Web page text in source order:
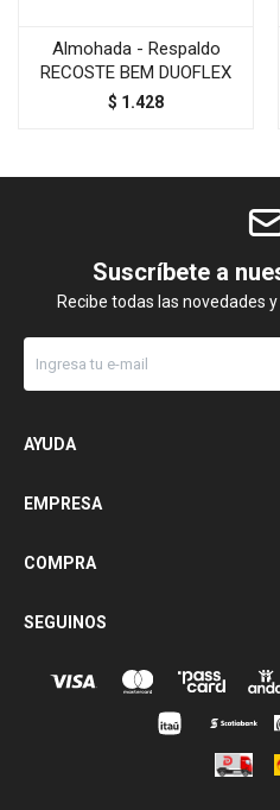
Almohada - Respaldo
RECOSTE BEM DUOFLEX
$ 1.428
Suscríbete a
Recibe todas las novedades
AYUDA
EMPRESA
COMPRA
SEGUINOS